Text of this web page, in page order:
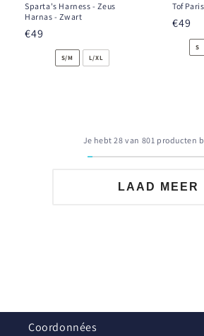
Sparta's Harness - Zeus
Harnas - Zwart
Prix
habituel
€49
S/M L/XL
Tof
Prix
€49
S
Je hebt 28 van 801 producten
LAAD MEER
Coordonnées